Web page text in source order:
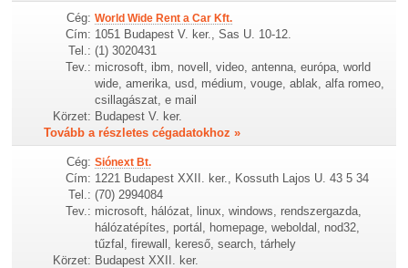
Cég: World Wide Rent a Car Kft.
Cím: 1051 Budapest V. ker., Sas U. 10-12.
Tel.: (1) 3020431
Tev.: microsoft, ibm, novell, video, antenna, európa, world
wide, amerika, usd, médium, vouge, ablak, alfa romeo,
csillagászat, e mail
Körzet: Budapest V. ker.
Tovább a részletes cégadatokhoz »
Cég: Siónext Bt.
Cím: 1221 Budapest XXII. ker., Kossuth Lajos U. 43 5 34
Tel.: (70) 2994084
Tev.: microsoft, hálózat, linux, windows, rendszergazda,
hálózatépítes, portál, homepage, weboldal, nod32,
tűzfal, firewall, kereső, search, tárhely
Körzet: Budapest XXII. ker.